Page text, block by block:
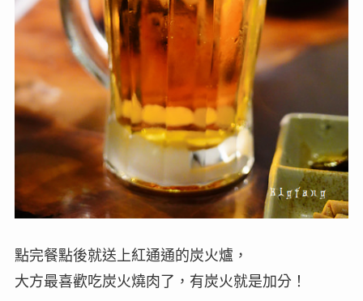
點完餐點後就送上紅通通的炭火爐，
大方最喜歡吃炭火燒肉了，有炭火就是加分！